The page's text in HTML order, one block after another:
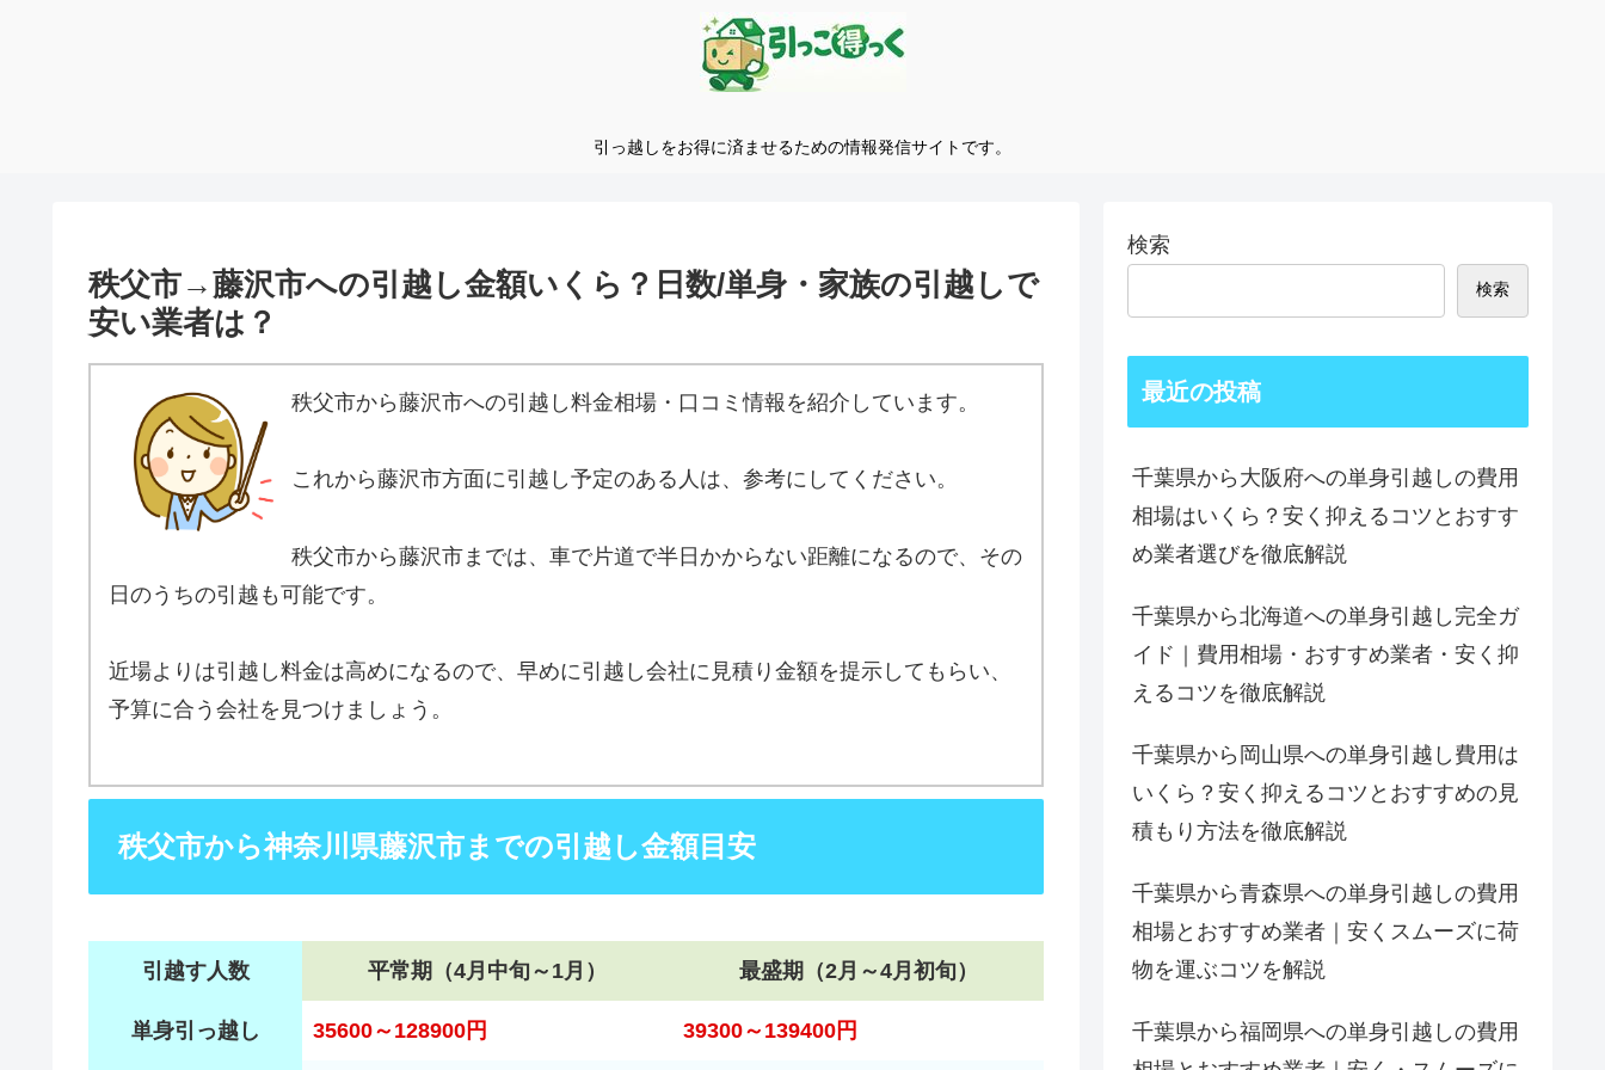
引っ越しをお得に済ませるための情報発信サイトです。
秩父市→藤沢市への引越し金額いくら？日数/単身・家族の引越しで
安い業者は？
秩父市から藤沢市への引越し料金相場・口コミ情報を紹介しています。
これから藤沢市方面に引越し予定のある人は、参考にしてください。
秩父市から藤沢市までは、車で片道で半日かからない距離になるので、その
日のうちの引越も可能です。
近場よりは引越し料金は高めになるので、早めに引越し会社に見積り金額を提示してもらい、
予算に合う会社を見つけましょう。
秩父市から神奈川県藤沢市までの引越し金額目安
引越す人数 平常期（4月中旬～1月） 最盛期（2月～4月初旬）
単身引っ越し 35600～128900円 39300～139400円
検索
検索
最近の投稿
千葉県から大阪府への単身引越しの費用
相場はいくら？安く抑えるコツとおすす
め業者選びを徹底解説
千葉県から北海道への単身引越し完全ガ
イド｜費用相場・おすすめ業者・安く抑
えるコツを徹底解説
千葉県から岡山県への単身引越し費用は
いくら？安く抑えるコツとおすすめの見
積もり方法を徹底解説
千葉県から青森県への単身引越しの費用
相場とおすすめ業者｜安くスムーズに荷
物を運ぶコツを解説
千葉県から福岡県への単身引越しの費用